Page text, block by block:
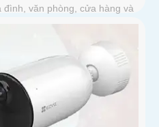
văn phòng, cửa hàng và